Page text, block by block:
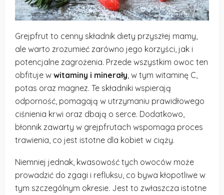
Grejpfrut to cenny składnik diety przyszłej mamy,
ale warto zrozumieć zarówno jego korzyści, jak i
potencjalne zagrożenia. Przede wszystkim owoc ten
obfituje w witaminy i minerały , w tym witaminę C,
potas oraz magnez. Te składniki wspierają
odporność, pomagają w utrzymaniu prawidłowego
ciśnienia krwi oraz dbają o serce. Dodatkowo,
błonnik zawarty w grejpfrutach wspomaga proces
trawienia, co jest istotne dla kobiet w ciąży.
Niemniej jednak, kwasowość tych owoców może
prowadzić do zgagi i refluksu, co bywa kłopotliwe w
tym szczególnym okresie. Jest to zwłaszcza istotne